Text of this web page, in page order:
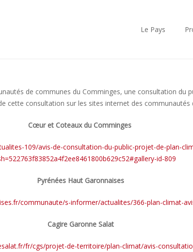
Le Pays
de communes du Comminges, une consultation du
cette consultation sur les sites internet des communautés
Cœur et Coteaux du Comminges
109/avis-de-consultation-du-public-projet-de-plan-
id-809
Pyrénées Haut Garonnaises
communaute/s-informer/actualites/366-plan-climat-
Cagire Garonne Salat
fr/cgs/projet-de-territoire/plan-climat/avis-